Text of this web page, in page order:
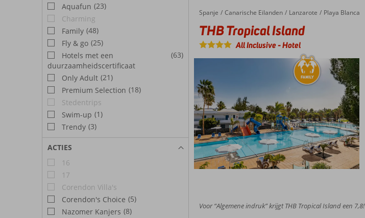
Aquafun (23)
Charming
Family (48)
Fly & go (25)
Hotels met een
duurzaamheidscertificaat
(63)
Only Adult (21)
Premium Selection (18)
Stedentrips
Swim-up (1)
Trendy (3)
ACTIES
16
17
Corendon Villa's
Corendon's Choice (5)
Nazomer Kanjers (8)
Home
Spanje Canarische Eilanden Lanzarote Playa Blanca
THB Tropical Island
THB Tropical Island
All Inclusive-Hotel
Voor “Algemene indruk” krijgt THB Tropical Island een 7,8!